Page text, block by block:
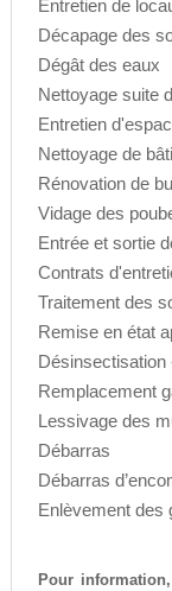
Entretien de
Décapage des
Dégât des eaux
Nettoyage suite
Entretien
Nettoyage de
Rénovation de
Vidage des
Entrée et sortie
Contrats
Traitement des
Remise en état
Désinsectisation
Remplacement
Lessivage des
Débarras
Débarras
Enlèvement des
Pour information,